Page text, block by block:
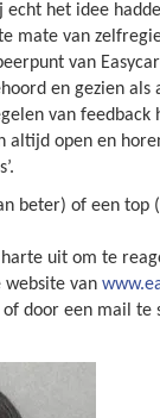
echt het idee
mate van
van
en gezien als
van feedback
altijd open en
beter) of een top
uit om te
van
door een mail te